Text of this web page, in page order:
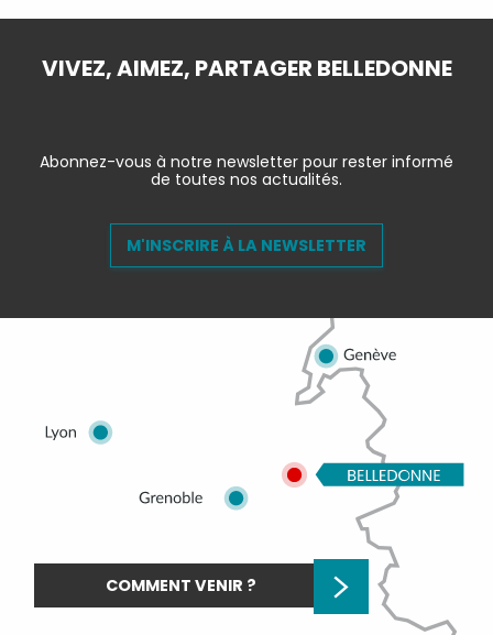
VIVEZ, AIMEZ, PARTAGER BELLEDONNE
Abonnez-vous à notre newsletter pour rester informé
de toutes nos actualités.
M'INSCRIRE À LA NEWSLETTER
COMMENT VENIR ?